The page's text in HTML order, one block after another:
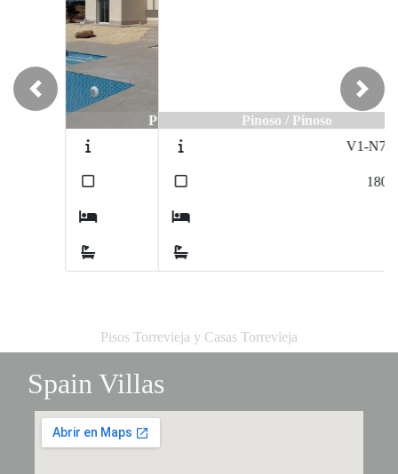
Pinoso / Pinoso
Previous Next
Pisos Torrevieja y Casas Torrevieja
Spain Villas